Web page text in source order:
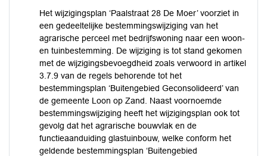
Het wijzigingsplan ‘Paalstraat 28 De Moer’ voorziet in
een gedeeltelijke bestemmingswijziging van het
agrarische perceel met bedrijfswoning naar een woon-
en tuinbestemming. De wijziging is tot stand gekomen
met de wijzigingsbevoegdheid zoals verwoord in artikel
3.7.9 van de regels behorende tot het
bestemmingsplan ‘Buitengebied Geconsolideerd’ van
de gemeente Loon op Zand. Naast voornoemde
bestemmingswijziging heeft het wijzigingsplan ook tot
gevolg dat het agrarische bouwvlak en de
functieaanduiding glastuinbouw, welke conform het
geldende bestemmingsplan ‘Buitengebied